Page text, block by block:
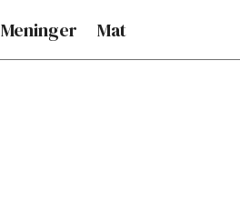
Meninger Mat